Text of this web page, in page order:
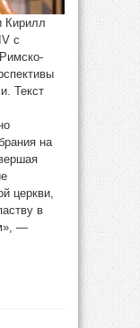
Кирилл
с
Текст
на
церкви,
в
—